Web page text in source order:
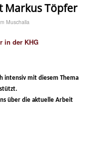
Markus Töpfer
Muschalla
in der KHG
intensiv mit diesem Thema
über die aktuelle Arbeit